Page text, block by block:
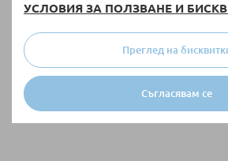
УСЛОВИЯ ЗА ПОЛЗВАНЕ И
Съгласявам се
Преглед на
50-51 СМ (19-36
43-45 СМ (3-6 46-49 СМ